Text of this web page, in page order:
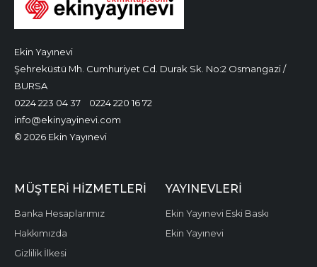
Ekin Yayınevi
Şehreküstü Mh. Cumhuriyet Cd. Durak Sk. No:2 Osmangazi /
BURSA
0224 223 04 37
0224 220 16 72
info@ekinyayinevi.com
© 2026 Ekin Yayınevi
MÜŞTERI HIZMETLERI
Banka Hesaplarımız
Hakkımızda
Gizlilik İlkesi
YAYINEVLERI
Ekin Yayınevi Eski Baskı
Ekin Yayınevi